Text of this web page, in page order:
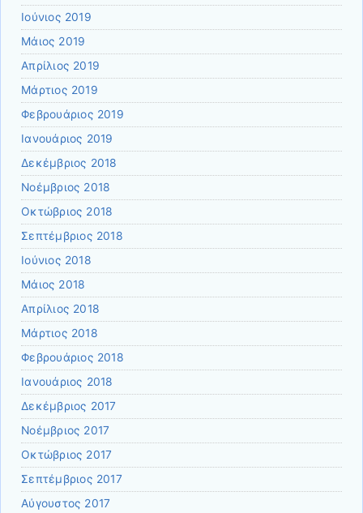
Ιούνιος 2019
Μάιος 2019
Απρίλιος 2019
Μάρτιος 2019
Φεβρουάριος 2019
Ιανουάριος 2019
Δεκέμβριος 2018
Νοέμβριος 2018
Οκτώβριος 2018
Σεπτέμβριος 2018
Ιούνιος 2018
Μάιος 2018
Απρίλιος 2018
Μάρτιος 2018
Φεβρουάριος 2018
Ιανουάριος 2018
Δεκέμβριος 2017
Νοέμβριος 2017
Οκτώβριος 2017
Σεπτέμβριος 2017
Αύγουστος 2017